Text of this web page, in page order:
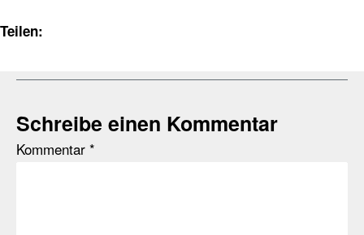
Teilen:
Schreibe einen Kommentar
Kommentar *